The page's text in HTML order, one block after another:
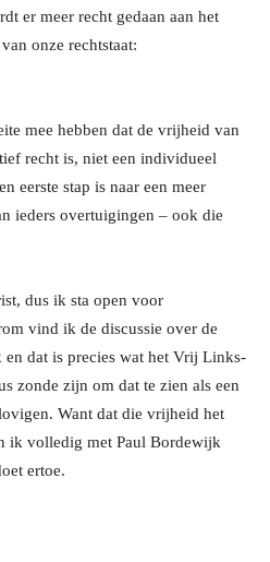
er meer recht gedaan aan het
onze rechtstaat:
mee hebben dat de vrijheid van
recht is, niet een individueel
eerste stap is naar een meer
ieders overtuigingen – ook die
dus ik sta open voor
vind ik de discussie over de
dat is precies wat het Vrij Links-
zonde zijn om dat te zien als een
Want dat die vrijheid het
ik volledig met Paul Bordewijk
ertoe.